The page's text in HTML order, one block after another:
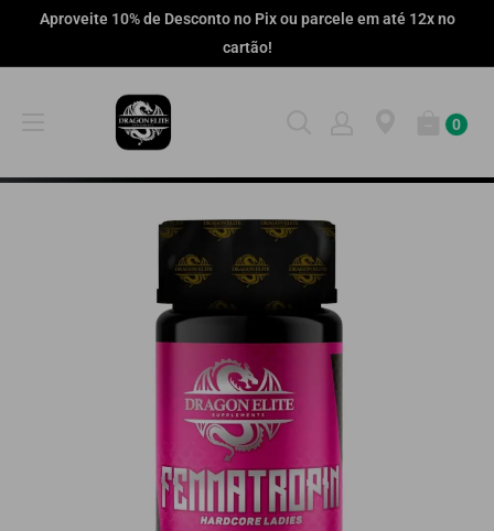
Aproveite 10% de Desconto no Pix ou parcele em até 12x no
cartão!
0